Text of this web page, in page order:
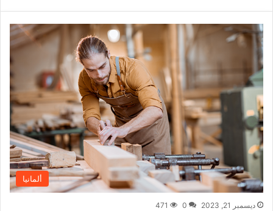
ألمانيا
ديسمبر 21, 2023 0
471